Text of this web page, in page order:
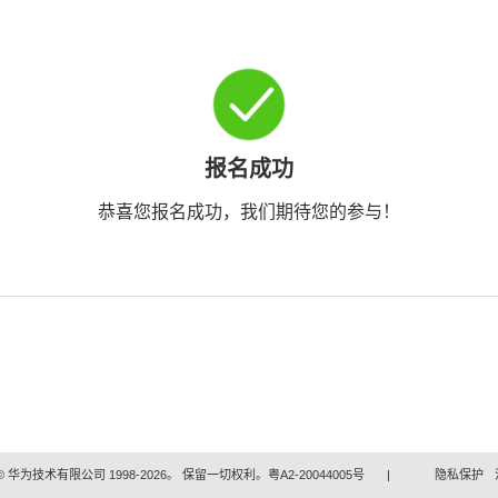
报名成功
恭喜您报名成功，我们期待您的参与！
华为技术有限公司 1998-2026。 保留一切权利。粤A2-20044005号 | 隐私保护